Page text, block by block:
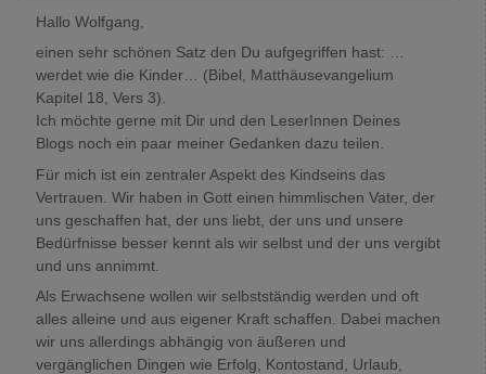
Hallo Wolfgang,
einen sehr schönen Satz den Du aufgegriffen hast: …
werdet wie die Kinder… (Bibel, Matthäusevangelium
Kapitel 18, Vers 3).
Ich möchte gerne mit Dir und den LeserInnen Deines
Blogs noch ein paar meiner Gedanken dazu teilen.
Für mich ist ein zentraler Aspekt des Kindseins das
Vertrauen. Wir haben in Gott einen himmlischen Vater, der
uns geschaffen hat, der uns liebt, der uns und unsere
Bedürfnisse besser kennt als wir selbst und der uns vergibt
und uns annimmt.
Als Erwachsene wollen wir selbstständig werden und oft
alles alleine und aus eigener Kraft schaffen. Dabei machen
wir uns allerdings abhängig von äußeren und
vergänglichen Dingen wie Erfolg, Kontostand, Urlaub,